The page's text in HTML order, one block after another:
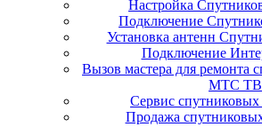
Настройка
Подключение
Установка антенн
Подключение
Вызов мастера для ремонта
МТС ТВ
Сервис
Продажа